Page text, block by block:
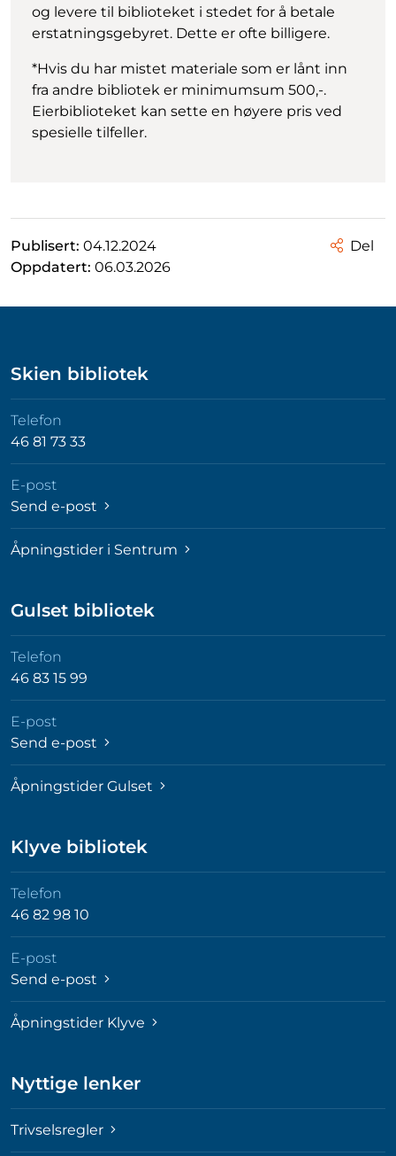
og levere til biblioteket i stedet for å betale
erstatningsgebyret. Dette er ofte billigere.
*Hvis du har mistet materiale som er lånt inn
fra andre bibliotek er minimumsum 500,-.
Eierbiblioteket kan sette en høyere pris ved
spesielle tilfeller.
Publisert: 04.12.2024
Oppdatert: 06.03.2026
Del
Skien bibliotek
Telefon
46 81 73 33
E-post
Send e-post
Åpningstider i Sentrum
Gulset bibliotek
Telefon
46 83 15 99
E-post
Send e-post
Åpningstider Gulset
Klyve bibliotek
Telefon
46 82 98 10
E-post
Send e-post
Åpningstider Klyve
Nyttige lenker
Trivselsregler